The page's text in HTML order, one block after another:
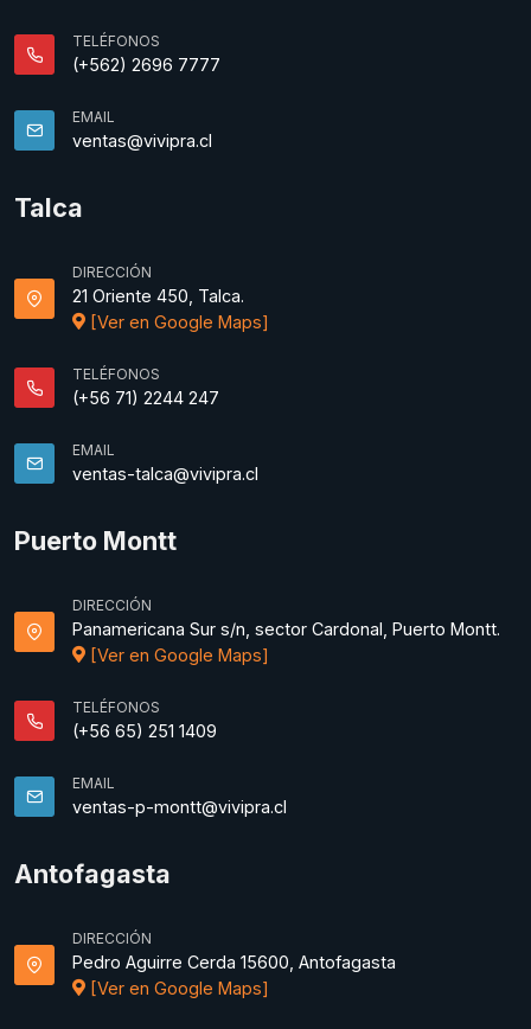
TELÉFONOS
(+562) 2696 7777
EMAIL
ventas@vivipra.cl
Talca
DIRECCIÓN
21 Oriente 450, Talca.
[Ver en Google Maps]
TELÉFONOS
(+56 71) 2244 247
EMAIL
ventas-talca@vivipra.cl
Puerto Montt
DIRECCIÓN
Panamericana Sur s/n, sector Cardonal, Puerto Montt.
[Ver en Google Maps]
TELÉFONOS
(+56 65) 251 1409
EMAIL
ventas-p-montt@vivipra.cl
Antofagasta
DIRECCIÓN
Pedro Aguirre Cerda 15600, Antofagasta
[Ver en Google Maps]